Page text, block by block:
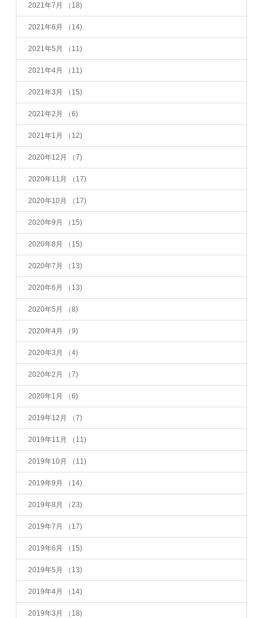
2021年7月 （18)
2021年6月 （14)
2021年5月 （11)
2021年4月 （11)
2021年3月 （15)
2021年2月 （6)
2021年1月 （12)
2020年12月 （7)
2020年11月 （17)
2020年10月 （17)
2020年9月 （15)
2020年8月 （15)
2020年7月 （13)
2020年6月 （13)
2020年5月 （8)
2020年4月 （9)
2020年3月 （4)
2020年2月 （7)
2020年1月 （6)
2019年12月 （7)
2019年11月 （11)
2019年10月 （11)
2019年9月 （14)
2019年8月 （23)
2019年7月 （17)
2019年6月 （15)
2019年5月 （13)
2019年4月 （14)
2019年3月 （18)